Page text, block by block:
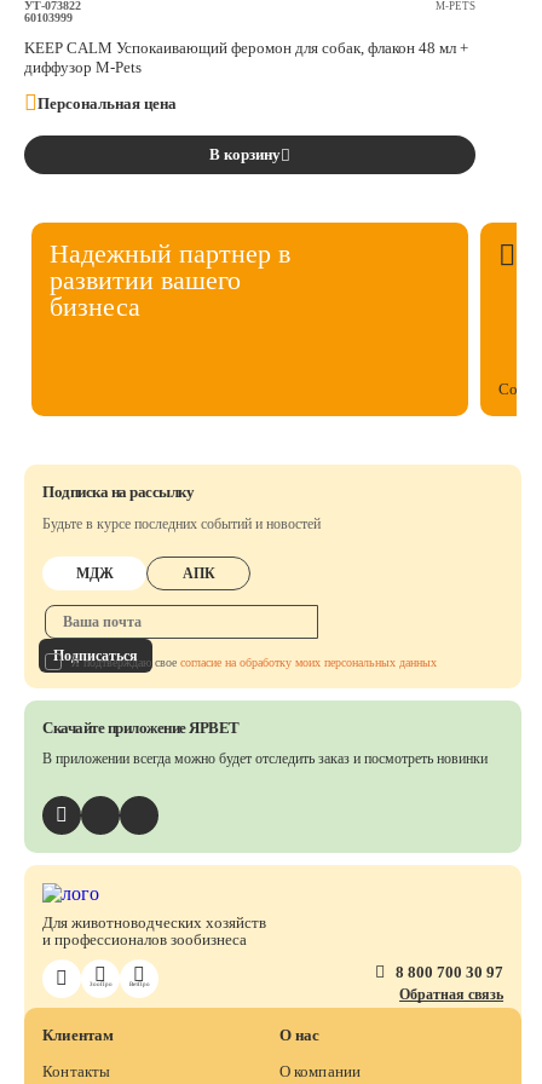
УТ-073822
60103999
M-PETS
KEEP CALM Успокаивающий феромон для собак, флакон 48 мл +
диффузор M-Pets
Персональная цена
В корзину
Надежный партнер в
развитии вашего
бизнеса
ЗооПро ВетПро
Для животноводческих хозяйств
и профессионалов зообизнеса
8 800 700 30 97
Обратная связь
Клиентам
Контакты
О нас
О компании
Подписка на рассылку
Будьте в курсе последних событий и новостей
МДЖ АПК
Подписаться
Я подтверждаю свое согласие на обработку моих персональных данных
Скачайте приложение ЯРВЕТ
В приложении всегда можно будет отследить заказ и посмотреть новинки